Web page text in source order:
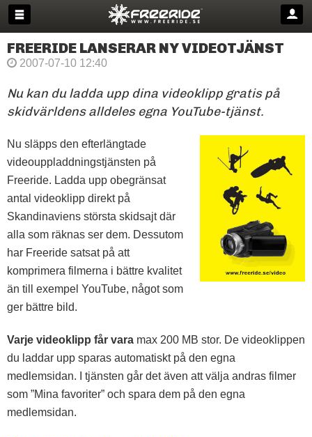
FREERIDE LANSERAR NY VIDEOTJÄNST
2007-07-10 12:40
Nu kan du ladda upp dina videoklipp gratis på
skidvärldens alldeles egna YouTube-tjänst.
Nu släpps den efterlängtade
videouppladdningstjänsten på
Freeride. Ladda upp obegränsat
antal videoklipp direkt på
Skandinaviens största skidsajt där
alla som räknas ser dem. Dessutom
har Freeride satsat på att
komprimera filmerna i bättre kvalitet
än till exempel YouTube, något som
ger bättre bild.
Varje videoklipp får vara max 200 MB stor. De videoklippen
du laddar upp sparas automatiskt på den egna
medlemsidan. I tjänsten går det även att välja andras filmer
som ”Mina favoriter” och spara dem på den egna
medlemsidan.